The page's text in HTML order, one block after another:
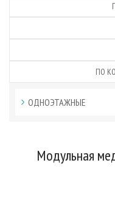
ПО
ОДНОЭТАЖНЫЕ
Модульная